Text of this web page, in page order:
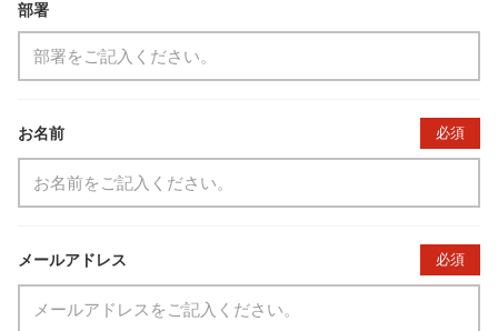
部署
お名前 必須
メールアドレス 必須